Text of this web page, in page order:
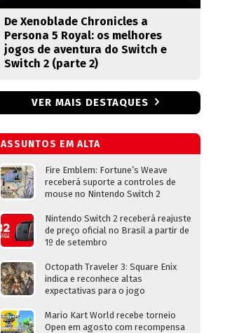
De Xenoblade Chronicles a
Persona 5 Royal: os melhores
jogos de aventura do Switch e
Switch 2 (parte 2)
VER MAIS DESTAQUES
ASSUNTOS EM ALTA
Fire Emblem: Fortune’s Weave
receberá suporte a controles de
mouse no Nintendo Switch 2
Nintendo Switch 2 receberá reajuste
de preço oficial no Brasil a partir de
1º de setembro
Octopath Traveler 3: Square Enix
indica e reconhece altas
expectativas para o jogo
Mario Kart World recebe torneio
Open em agosto com recompensa